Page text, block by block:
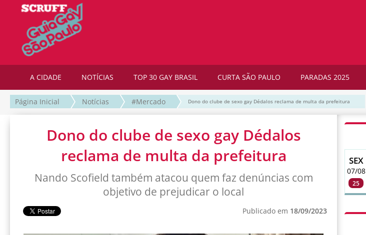
A CIDADE NOTÍCIAS TOP 30 GAY BRASIL CURTA SÃO PAULO PARADAS 2025
Página Inicial Notícias #Mercado Dono do clube de sexo gay Dédalos reclama de multa da prefeitura
Dono do clube de sexo gay Dédalos
reclama de multa da prefeitura
Nando Scofield também atacou quem faz denúncias com
objetivo de prejudicar o local
Publicado em 18/09/2023
SEX
07/08
25